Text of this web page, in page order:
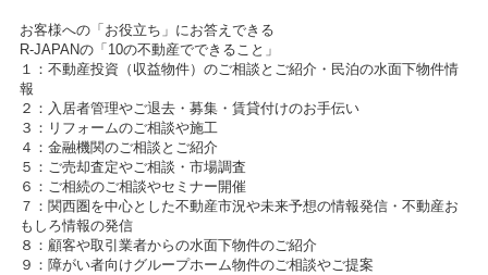
お客様への「お役立ち」にお答えできる
R-JAPANの「10の不動産でできること」
１：不動産投資（収益物件）のご相談とご紹介・民泊の水面下物件情
報
２：入居者管理やご退去・募集・賃貸付けのお手伝い
３：リフォームのご相談や施工
４：金融機関のご相談とご紹介
５：ご売却査定やご相談・市場調査
６：ご相続のご相談やセミナー開催
７：関西圏を中心とした不動産市況や未来予想の情報発信・不動産お
もしろ情報の発信
８：顧客や取引業者からの水面下物件のご紹介
９：障がい者向けグループホーム物件のご相談やご提案